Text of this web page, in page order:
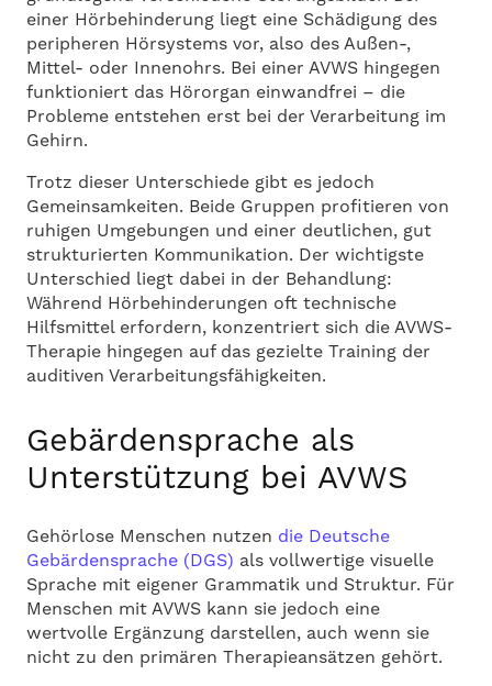
einer Hörbehinderung liegt eine Schädigung des
peripheren Hörsystems vor, also des Außen-,
Mittel- oder Innenohrs. Bei einer AVWS hingegen
funktioniert das Hörorgan einwandfrei – die
Probleme entstehen erst bei der Verarbeitung im
Gehirn.
Trotz dieser Unterschiede gibt es jedoch
Gemeinsamkeiten. Beide Gruppen profitieren von
ruhigen Umgebungen und einer deutlichen, gut
strukturierten Kommunikation. Der wichtigste
Unterschied liegt dabei in der Behandlung:
Während Hörbehinderungen oft technische
Hilfsmittel erfordern, konzentriert sich die AVWS-
Therapie hingegen auf das gezielte Training der
auditiven Verarbeitungsfähigkeiten.
Gebärdensprache als
Unterstützung bei AVWS
Gehörlose Menschen nutzen die Deutsche
Gebärdensprache (DGS) als vollwertige visuelle
Sprache mit eigener Grammatik und Struktur. Für
Menschen mit AVWS kann sie jedoch eine
wertvolle Ergänzung darstellen, auch wenn sie
nicht zu den primären Therapieansätzen gehört.